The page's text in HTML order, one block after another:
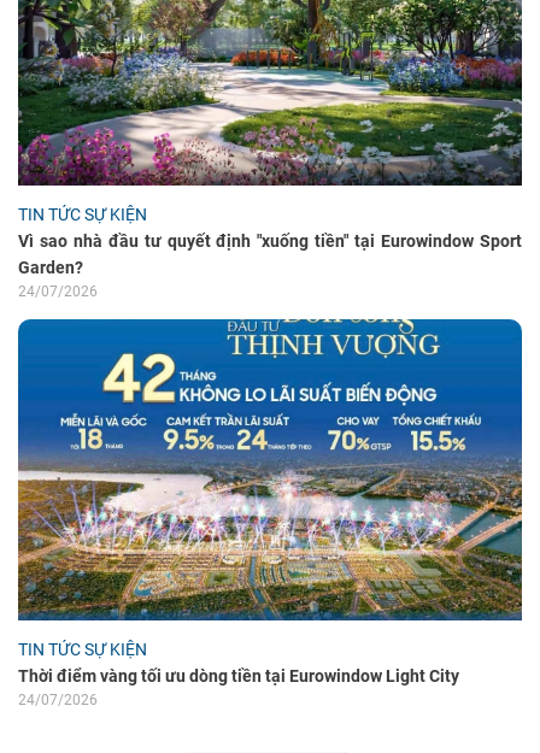
TIN TỨC SỰ KIỆN
Vì sao nhà đầu tư quyết định "xuống tiền" tại Eurowindow Sport
Garden?
24/07/2026
TIN TỨC SỰ KIỆN
Thời điểm vàng tối ưu dòng tiền tại Eurowindow Light City
24/07/2026